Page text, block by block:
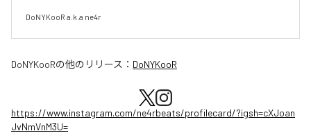
DoNYKooR a.k.a ne4r
DoNYKooRの他のリリース： DoNYKooR
https://www.instagram.com/ne4rbeats/profilecard/?igsh=cXJoan
JvNmVnM3U=